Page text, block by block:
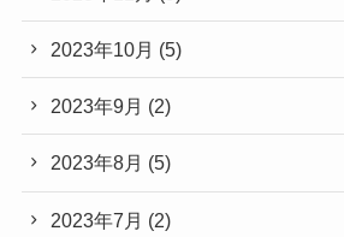
2023年10月 (5)
2023年9月 (2)
2023年8月 (5)
2023年7月 (2)